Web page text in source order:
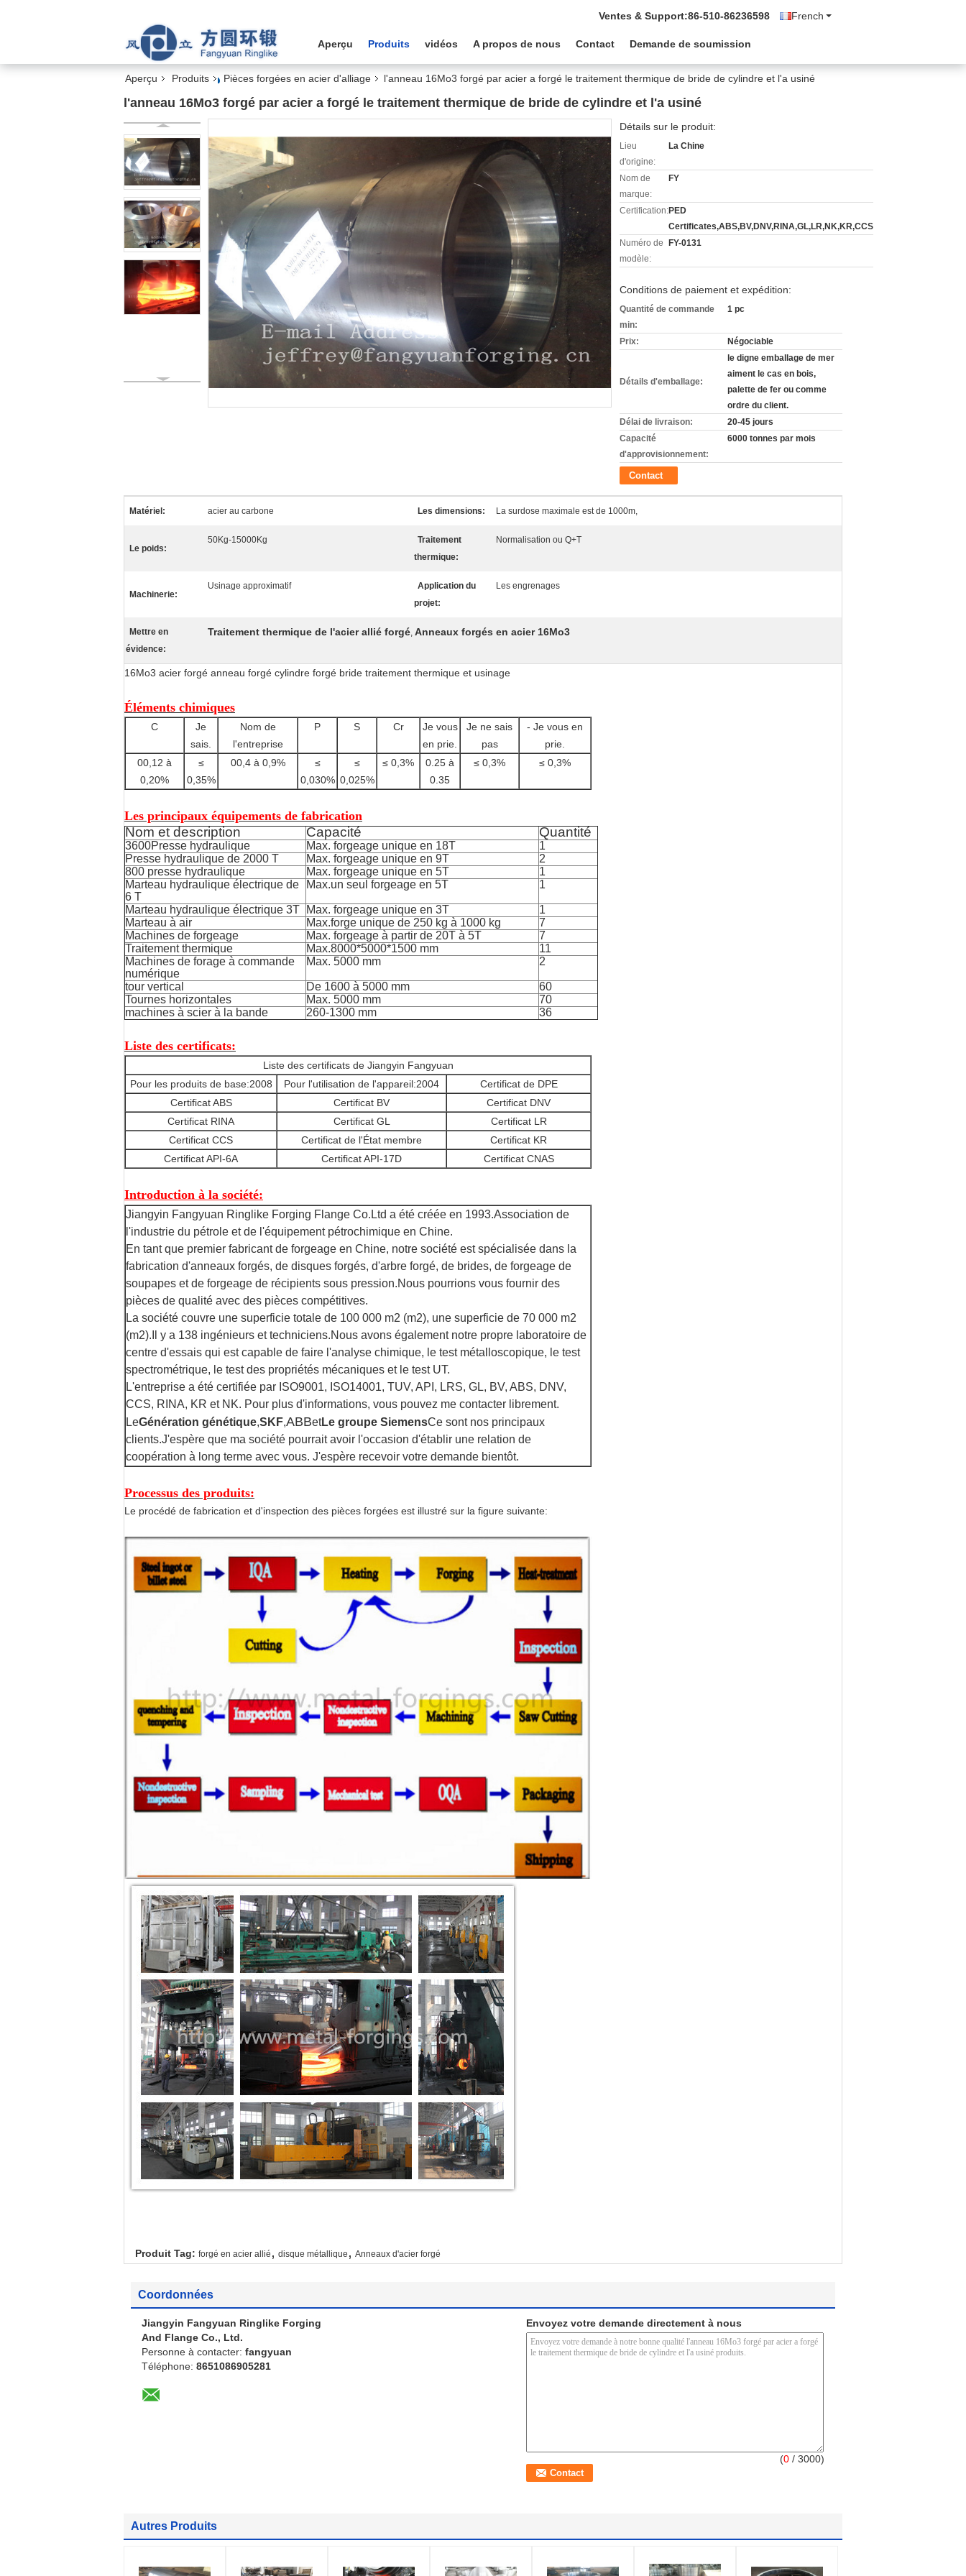
French
Ventes & Support:86-510-86236598
Aperçu Produits vidéos A propos de nous Contact Demande de soumission
Aperçu Produits Pièces forgées en acier d'alliage l'anneau 16Mo3 forgé par acier a forgé le traitement thermique de bride de cylindre et l'a usiné
l'anneau 16Mo3 forgé par acier a forgé le traitement thermique de bride de cylindre et l'a usiné
Détails sur le produit:
Lieu
d'origine:
La Chine
Nom de
marque:
FY
Certification:PED
Certificates,ABS,BV,DNV,RINA,GL,LR,NK,KR,CCS
Numéro de
modèle:
FY-0131
Conditions de paiement et expédition:
Quantité de commande
min:
1 pc
Prix: Négociable
Détails d'emballage:
le digne emballage de mer
aiment le cas en bois,
palette de fer ou comme
ordre du client.
Délai de livraison:
20-45 jours
Capacité
d'approvisionnement:
6000 tonnes par mois
Contact
Matériel: acier au carbone Les dimensions: La surdose maximale est de 1000m,
Le poids:
50Kg-15000Kg
Traitement
thermique:
Normalisation ou Q+T
Machinerie:
Usinage approximatif
Application du
projet:
Les engrenages
Mettre en
évidence:
Traitement thermique de l'acier allié forgé, Anneaux forgés en acier 16Mo3
16Mo3 acier forgé anneau forgé cylindre forgé bride traitement thermique et usinage
Éléments chimiques
C
Je
sais.
Nom de
l'entreprise
P S Cr
Je vous
en prie.
Je ne sais
pas
- Je vous en
prie.
00,12 à
0,20%
≤
0,35%
00,4 à 0,9%
≤
0,030%
≤
0,025%
≤ 0,3%
0.25 à
0.35
≤ 0,3% ≤ 0,3%
Les principaux équipements de fabrication
Nom et description Capacité Quantité
3600Presse hydraulique Max. forgeage unique en 18T
1
Presse hydraulique de 2000 T
Max. forgeage unique en 9T
2
800 presse hydraulique
Max. forgeage unique en 5T
1
Marteau hydraulique électrique de
6 T
Max.un seul forgeage en 5T 1
Marteau hydraulique électrique 3T Max. forgeage unique en 3T
1
Marteau à air
Max.forge unique de 250 kg à 1000 kg
7
Machines de forgeage
Max. forgeage à partir de 20T à 5T
7
Traitement thermique
Max.8000*5000*1500 mm
11
Machines de forage à commande
numérique
Max. 5000 mm 2
tour vertical De 1600 à 5000 mm
60
Tournes horizontales
Max. 5000 mm
70
machines à scier à la bande
260-1300 mm 36
Liste des certificats:
Liste des certificats de Jiangyin Fangyuan
Pour les produits de base:2008
Pour l'utilisation de l'appareil:2004
Certificat de DPE
Certificat ABS
Certificat BV
Certificat DNV
Certificat RINA
Certificat GL
Certificat LR
Certificat CCS
Certificat de l'État membre
Certificat KR
Certificat API-6A
Certificat API-17D Certificat CNAS
Introduction à la société:
Jiangyin Fangyuan Ringlike Forging Flange Co.Ltd a été créée en 1993.Association de
l'industrie du pétrole et de l'équipement pétrochimique en Chine.
En tant que premier fabricant de forgeage en Chine, notre société est spécialisée dans la
fabrication d'anneaux forgés, de disques forgés, d'arbre forgé, de brides, de forgeage de
soupapes et de forgeage de récipients sous pression.Nous pourrions vous fournir des
pièces de qualité avec des pièces compétitives.
La société couvre une superficie totale de 100 000 m2 (m2), une superficie de 70 000 m2
(m2).Il y a 138 ingénieurs et techniciens.Nous avons également notre propre laboratoire de
centre d'essais qui est capable de faire l'analyse chimique, le test métalloscopique, le test
spectrométrique, le test des propriétés mécaniques et le test UT.
L'entreprise a été certifiée par ISO9001, ISO14001, TUV, API, LRS, GL, BV, ABS, DNV,
CCS, RINA, KR et NK. Pour plus d'informations, vous pouvez me contacter librement.
LeGénération génétique,SKF,ABBetLe groupe SiemensCe sont nos principaux
clients.J'espère que ma société pourrait avoir l'occasion d'établir une relation de
coopération à long terme avec vous. J'espère recevoir votre demande bientôt.
Processus des produits:
Le procédé de fabrication et d'inspection des pièces forgées est illustré sur la figure suivante:
Produit Tag: forgé en acier allié , disque métallique , Anneaux d'acier forgé
Coordonnées
Jiangyin Fangyuan Ringlike Forging
And Flange Co., Ltd.
Personne à contacter: fangyuan
Téléphone: 8651086905281
Envoyez votre demande directement à nous
(0 / 3000)
Autres Produits